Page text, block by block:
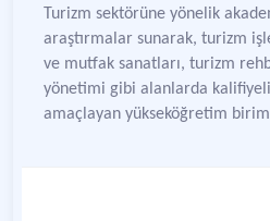
Turizm sektörüne yönelik
araştırmalar sunarak, turizm
ve mutfak sanatları, turizm
yönetimi gibi alanlarda
amaçlayan yükseköğretim